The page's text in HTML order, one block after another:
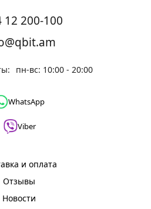
12 200-100
пн-вс: 10:00 - 20:00
WhatsApp
Viber
и оплата
Отзывы
Новости